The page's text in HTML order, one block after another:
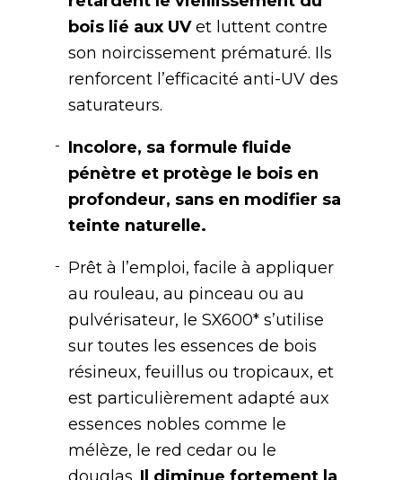
bois lié aux UVet luttent contre
son noircissement prématuré. Ils
renforcent l’efficacité anti-UV des
saturateurs.
Incolore, sa formule fluide
pénètre et protège le bois en
profondeur, sans en modifier sa
teinte naturelle.
Prêt à l’emploi, facile à appliquer
au rouleau, au pinceau ou au
pulvérisateur, le SX600* s’utilise
sur toutes les essences de bois
résineux, feuillus ou tropicaux, et
est particulièrement adapté aux
essences nobles comme le
mélèze, le red cedar ou le